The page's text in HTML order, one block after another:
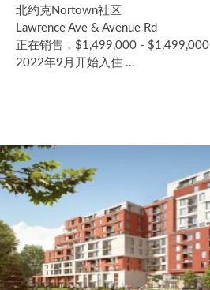
北约克Nortown社区
Lawrence Ave & Avenue Rd
正在销售，$1,499,000 - $1,499,000
2022年9月开始入住 ...